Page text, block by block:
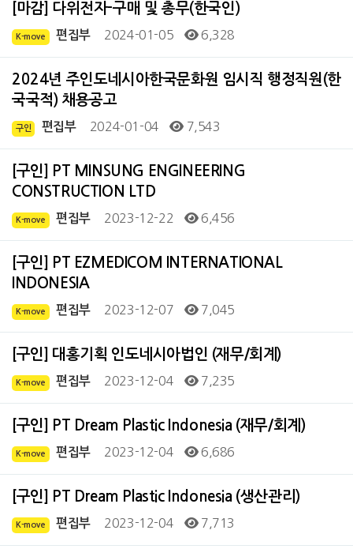
[마감] 다위전자-구매 및 총무(한국인)
K-move 편집부 2024-01-05 6,328
2024년 주인도네시아한국문화원 임시직 행정직원(한
국국적) 채용공고
구인 편집부 2024-01-04 7,543
[구인] PT MINSUNG ENGINEERING
CONSTRUCTION LTD
K-move 편집부 2023-12-22 6,456
[구인] PT EZMEDICOM INTERNATIONAL
INDONESIA
K-move 편집부 2023-12-07 7,045
[구인] 대홍기획 인도네시아법인 (재무/회계)
K-move 편집부 2023-12-04 7,235
[구인] PT Dream Plastic Indonesia (재무/회계)
K-move 편집부 2023-12-04 6,686
[구인] PT Dream Plastic Indonesia (생산관리)
K-move 편집부 2023-12-04 7,713